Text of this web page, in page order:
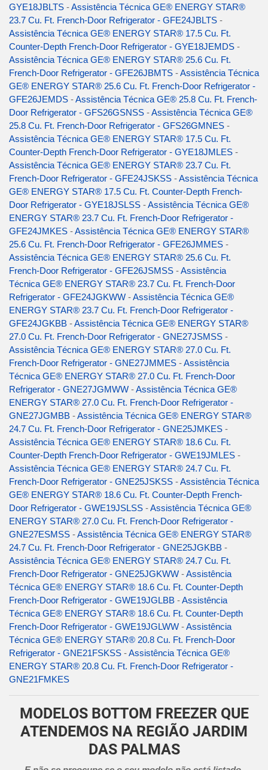
GYE18JBLTS -Assistência Técnica GE® ENERGY STAR®
23.7 Cu. Ft. French-Door Refrigerator - GFE24JBLTS -
Assistência Técnica GE® ENERGY STAR® 17.5 Cu. Ft.
Counter-Depth French-Door Refrigerator - GYE18JEMDS -
Assistência Técnica GE® ENERGY STAR® 25.6 Cu. Ft.
French-Door Refrigerator - GFE26JBMTS -Assistência Técnica
GE® ENERGY STAR® 25.6 Cu. Ft. French-Door Refrigerator -
GFE26JEMDS -Assistência Técnica GE® 25.8 Cu. Ft. French-
Door Refrigerator - GFS26GSNSS -Assistência Técnica GE®
25.8 Cu. Ft. French-Door Refrigerator - GFS26GMNES -
Assistência Técnica GE® ENERGY STAR® 17.5 Cu. Ft.
Counter-Depth French-Door Refrigerator - GYE18JMLES -
Assistência Técnica GE® ENERGY STAR® 23.7 Cu. Ft.
French-Door Refrigerator - GFE24JSKSS -Assistência Técnica
GE® ENERGY STAR® 17.5 Cu. Ft. Counter-Depth French-
Door Refrigerator - GYE18JSLSS -Assistência Técnica GE®
ENERGY STAR® 23.7 Cu. Ft. French-Door Refrigerator -
GFE24JMKES -Assistência Técnica GE® ENERGY STAR®
25.6 Cu. Ft. French-Door Refrigerator - GFE26JMMES -
Assistência Técnica GE® ENERGY STAR® 25.6 Cu. Ft.
French-Door Refrigerator - GFE26JSMSS -Assistência
Técnica GE® ENERGY STAR® 23.7 Cu. Ft. French-Door
Refrigerator - GFE24JGKWW -Assistência Técnica GE®
ENERGY STAR® 23.7 Cu. Ft. French-Door Refrigerator -
GFE24JGKBB -Assistência Técnica GE® ENERGY STAR®
27.0 Cu. Ft. French-Door Refrigerator - GNE27JSMSS -
Assistência Técnica GE® ENERGY STAR® 27.0 Cu. Ft.
French-Door Refrigerator - GNE27JMMES -Assistência
Técnica GE® ENERGY STAR® 27.0 Cu. Ft. French-Door
Refrigerator - GNE27JGMWW -Assistência Técnica GE®
ENERGY STAR® 27.0 Cu. Ft. French-Door Refrigerator -
GNE27JGMBB -Assistência Técnica GE® ENERGY STAR®
24.7 Cu. Ft. French-Door Refrigerator - GNE25JMKES -
Assistência Técnica GE® ENERGY STAR® 18.6 Cu. Ft.
Counter-Depth French-Door Refrigerator - GWE19JMLES -
Assistência Técnica GE® ENERGY STAR® 24.7 Cu. Ft.
French-Door Refrigerator - GNE25JSKSS -Assistência Técnica
GE® ENERGY STAR® 18.6 Cu. Ft. Counter-Depth French-
Door Refrigerator - GWE19JSLSS -Assistência Técnica GE®
ENERGY STAR® 27.0 Cu. Ft. French-Door Refrigerator -
GNE27ESMSS -Assistência Técnica GE® ENERGY STAR®
24.7 Cu. Ft. French-Door Refrigerator - GNE25JGKBB -
Assistência Técnica GE® ENERGY STAR® 24.7 Cu. Ft.
French-Door Refrigerator - GNE25JGKWW -Assistência
Técnica GE® ENERGY STAR® 18.6 Cu. Ft. Counter-Depth
French-Door Refrigerator - GWE19JGLBB -Assistência
Técnica GE® ENERGY STAR® 18.6 Cu. Ft. Counter-Depth
French-Door Refrigerator - GWE19JGLWW -Assistência
Técnica GE® ENERGY STAR® 20.8 Cu. Ft. French-Door
Refrigerator - GNE21FSKSS -Assistência Técnica GE®
ENERGY STAR® 20.8 Cu. Ft. French-Door Refrigerator -
GNE21FMKES
MODELOS BOTTOM FREEZER QUE
ATENDEMOS NA REGIÃO JARDIM
DAS PALMAS